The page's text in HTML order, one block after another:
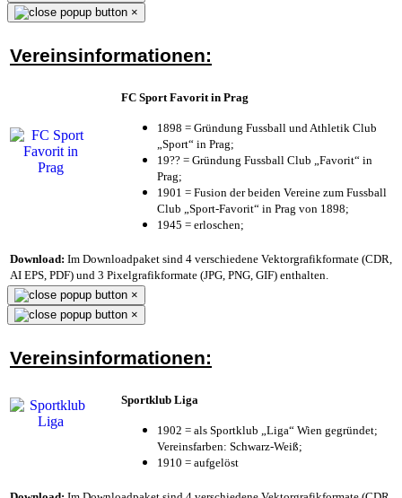
×
Vereinsinformationen:
FC Sport Favorit in Prag
1898 = Gründung Fussball und Athletik Club
„Sport“ in Prag;
19?? = Gründung Fussball Club „Favorit“ in
Prag;
1901 = Fusion der beiden Vereine zum Fussball
Club „Sport-Favorit“ in Prag von 1898;
1945 = erloschen;
Download: Im Downloadpaket sind 4 verschiedene Vektorgrafikformate (CDR,
AI EPS, PDF) und 3 Pixelgrafikformate (JPG, PNG, GIF) enthalten.
×
×
Vereinsinformationen:
Sportklub Liga
1902 = als Sportklub „Liga“ Wien gegründet;
Vereinsfarben: Schwarz-Weiß;
1910 = aufgelöst